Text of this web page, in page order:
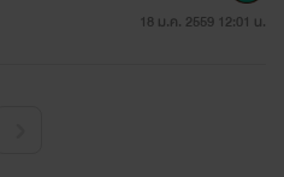
18 ม.ค. 2559 12:01 น.